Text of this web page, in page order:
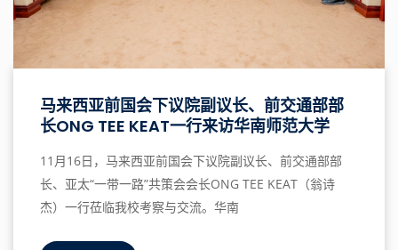
马来西亚前国会下议院副议长、前交通部部
长ONG TEE KEAT一行来访华南师范大学
11月16日，马来西亚前国会下议院副议长、前交通部部
长、亚太“一带一路”共策会会长ONG TEE KEAT（翁诗
杰）一行莅临我校考察与交流。华南